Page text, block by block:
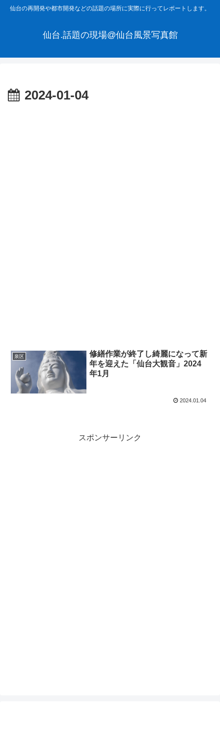
仙台の再開発や都市開発などの話題の場所に実際に行ってレポートします。
仙台.話題の現場@仙台風景写真館
2024-01-04
泉区
修繕作業が終了し綺麗になって新
年を迎えた「仙台大観音」2024
年1月
2024.01.04
スポンサーリンク